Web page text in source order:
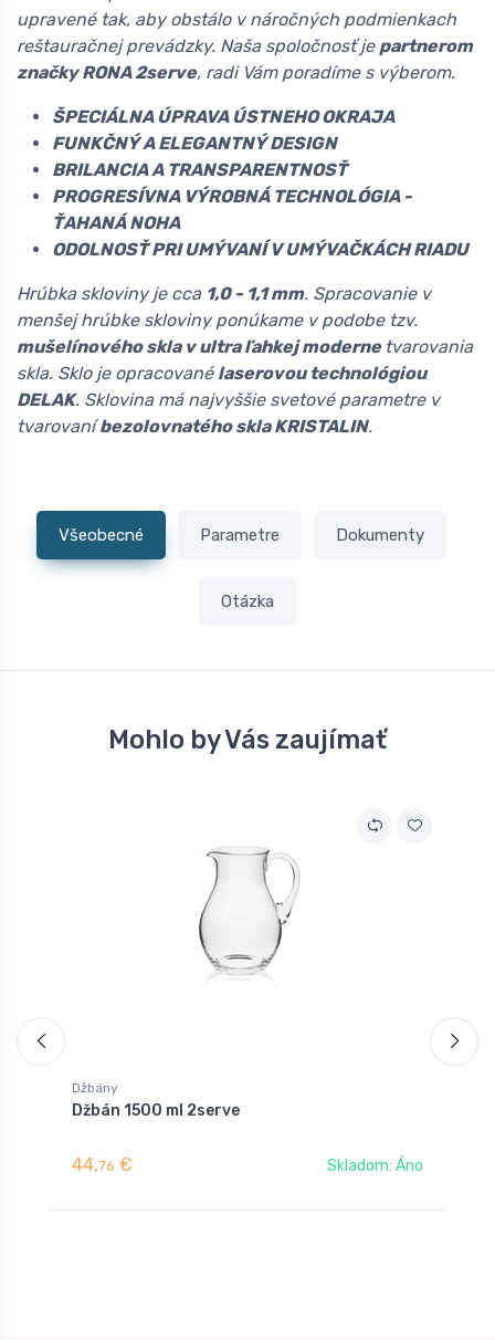
upravené tak, aby obstálo v náročných podmienkach
reštauračnej prevádzky. Naša spoločnosť je partnerom
značky RONA 2serve, radi Vám poradíme s výberom.
ŠPECIÁLNA ÚPRAVA ÚSTNEHO OKRAJA
FUNKČNÝ A ELEGANTNÝ DESIGN
BRILANCIA A TRANSPARENTNOSŤ
PROGRESÍVNA VÝROBNÁ TECHNOLÓGIA -
ŤAHANÁ NOHA
ODOLNOSŤ PRI UMÝVANÍ V UMÝVAČKÁCH RIADU
Hrúbka skloviny je cca 1,0 - 1,1 mm. Spracovanie v
menšej hrúbke skloviny ponúkame v podobe tzv.
mušelínového skla v ultra ľahkej moderne tvarovania
skla. Sklo je opracované laserovou technológiou
DELAK. Sklovina má najvyššie svetové parametre v
tvarovaníbezolovnatého skla KRISTALIN.
Všeobecné Parametre Dokumenty
Otázka
Mohlo by Vás zaujímať
Džbány
Džbán 1500 ml 2serve
44,76 € Skladom: Áno